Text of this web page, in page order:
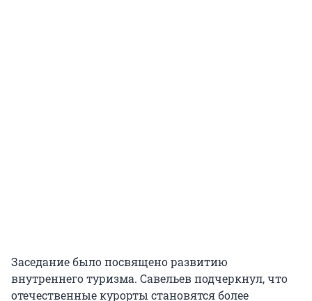
Заседание было посвящено развитию
внутреннего туризма. Савельев подчеркнул, что
отечественные курорты становятся более